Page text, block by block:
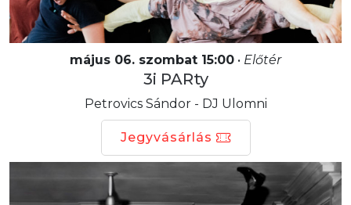
május 06. szombat 15:00 • Előtér
3i PARty
Petrovics Sándor - DJ Ulomni
Jegyvásárlás